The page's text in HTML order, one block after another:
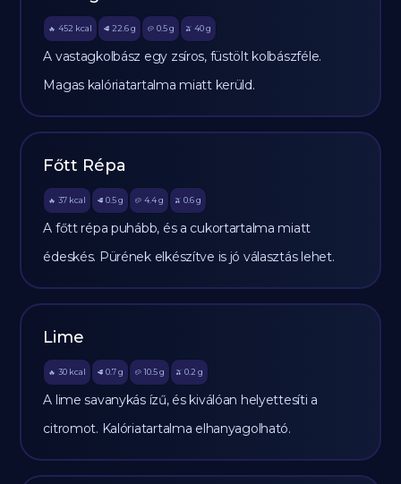
🔥 452 kcal 🥩 22.6 g 🥔 0.5g 🫒 40 g
A vastagkolbász egy zsíros, füstölt kolbászféle.
Magas kalóriatartalma miatt kerüld.
Főtt Répa
🔥 37 kcal 🥩 0.5 g 🥔 4.4g 🫒 0.6 g
A főtt répa puhább, és a cukortartalma miatt
édeskés. Pürének elkészítve is jó választás lehet.
Lime
🔥 30 kcal 🥩 0.7 g 🥔 10.5g 🫒 0.2 g
A lime savanykás ízű, és kiválóan helyettesíti a
citromot. Kalóriatartalma elhanyagolható.